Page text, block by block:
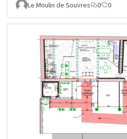
Le Moulin de Souvres 0 0